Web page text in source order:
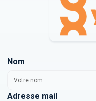
Nom
Adresse mail